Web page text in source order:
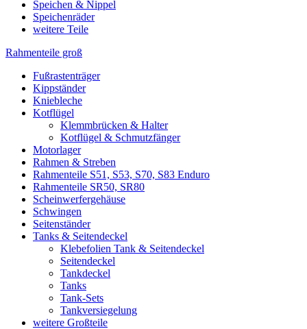
Speichen & Nippel
Speichenräder
weitere Teile
Rahmenteile groß
Fußrastenträger
Kippständer
Kniebleche
Kotflügel
Klemmbrücken & Halter
Kotflügel & Schmutzfänger
Motorlager
Rahmen & Streben
Rahmenteile S51, S53, S70, S83 Enduro
Rahmenteile SR50, SR80
Scheinwerfergehäuse
Schwingen
Seitenständer
Tanks & Seitendeckel
Klebefolien Tank & Seitendeckel
Seitendeckel
Tankdeckel
Tanks
Tank-Sets
Tankversiegelung
weitere Großteile